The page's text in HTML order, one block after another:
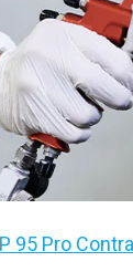
95 Pro